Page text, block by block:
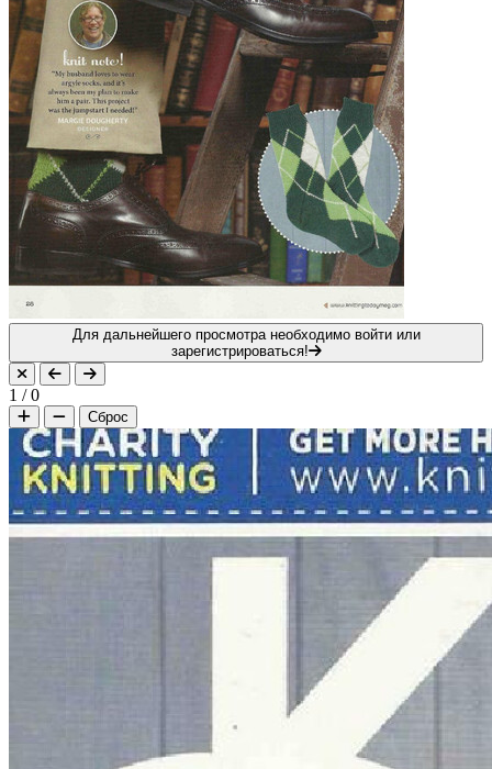
Для дальнейшего просмотра необходимо войти или
зарегистрироваться!
1 /0
Сброс